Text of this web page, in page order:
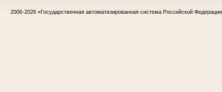
2006-2026 «Государственная автоматизированная система Российской